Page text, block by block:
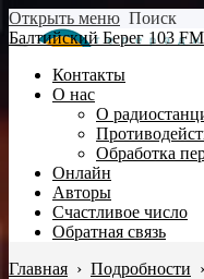
Открыть меню Поиск
Балтийский Берег 103 FM
Контакты
О нас
О
Обработка
Онлайн
Авторы
Счастливое число
Обратная связь
Главная › Подробности ›